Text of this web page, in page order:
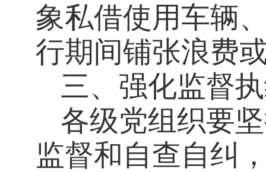
象私借使用车辆
行期间铺张浪费
三、强化监督
各级党组织要
监督和自查自纠